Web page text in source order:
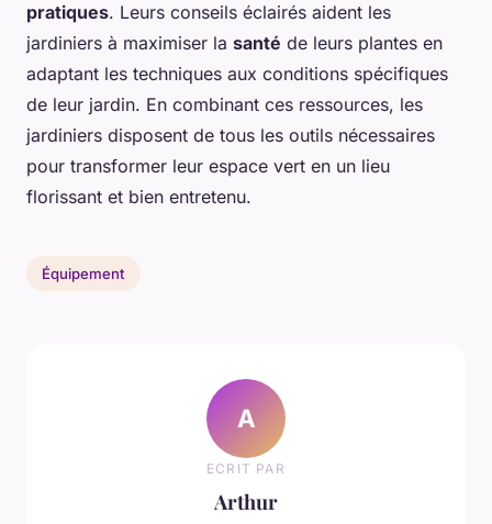
pratiques. Leurs conseils éclairés aident les
jardiniers à maximiser la santé de leurs plantes en
adaptant les techniques aux conditions spécifiques
de leur jardin. En combinant ces ressources, les
jardiniers disposent de tous les outils nécessaires
pour transformer leur espace vert en un lieu
florissant et bien entretenu.
Équipement
A
ECRIT PAR
Arthur